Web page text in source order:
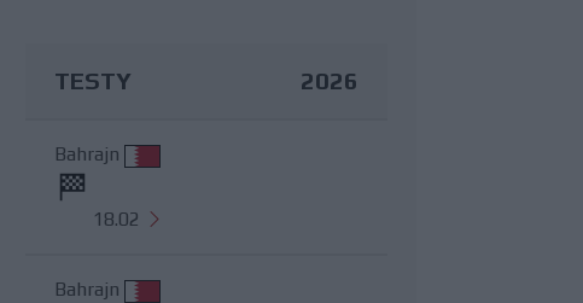
TESTY 2026
Bahrajn
18.02
Bahrajn